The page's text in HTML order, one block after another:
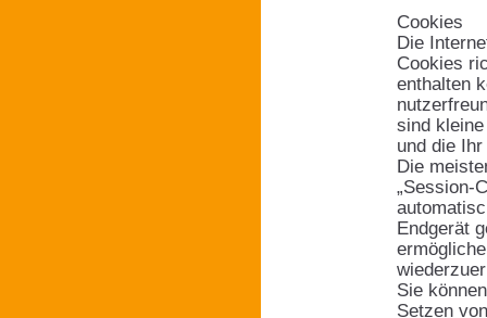
Cookies
Die
Cookies
enthalten
sind
und die
Die
„Session-
Endgerät
Sie
Setzen